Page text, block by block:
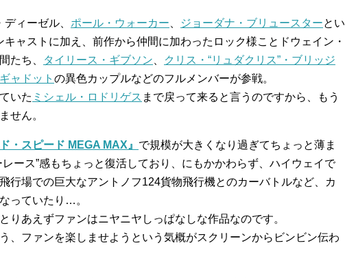
ディーゼル、 ポール・ウォーカー ジョーダナ・ブリュースターとい
キャストに加え、前作から仲間に加わったロック様ことドウェイン・
たち、
タイリース・ギブソン
クリス・“リュダクリス”・ブリッジ
ャドット の異色カップルなどのフルメンバーが参戦。
いた ミシェル・ロドリゲス まで戻って来ると言うのですから、もう
せん。
・スピード MEGA MAX』 で規模が大きくなり過ぎてちょっと薄ま
レース”感もちょっと復活しており、にもかかわらず、ハイウェイで
行場での巨大なアントノフ124貨物飛行機とのカーバトルなど、カ
っていたり…。
りあえずファンはニヤニヤしっぱなしな作品なのです。
、ファンを楽しませようという気概がスクリーンからビンビン伝わ